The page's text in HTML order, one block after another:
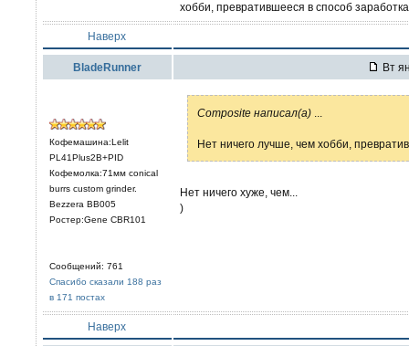
хобби, превратившееся в способ
Наверх
BladeRunner Вт
Кофемашина:Lelit
PL41Plus2B+PID
Кофемолка:71мм conical
burrs custom grinder.
Bezzera BB005
Ростер:Gene CBR101
Сообщений: 761
Спасибо сказали 188 раз
в 171 постах
Composite написал(а)
Нет ничего лучше, чем хобби,
Нет ничего хуже, чем...
)
Наверх